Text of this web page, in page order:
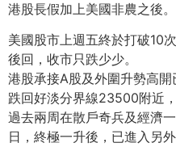
港股長假加上美國非農之後。
美國股市上週五終於打破10
後回，收市只跌少少。
港股承接A股及外圍升勢高
跌回好淡分界線23500附近，
過去兩周在散戶奇兵及經濟
日，終極一升後，已進入另